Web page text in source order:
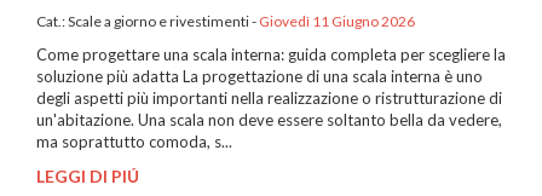
Cat.:Scale a giorno e rivestimenti- Giovedì 11 Giugno 2026
Come progettare una scala interna: guida completa per scegliere la
soluzione più adatta La progettazione di una scala interna è uno
degli aspetti più importanti nella realizzazione o ristrutturazione di
un'abitazione. Una scala non deve essere soltanto bella da vedere,
ma soprattutto comoda, s...
LEGGI DI PIÚ